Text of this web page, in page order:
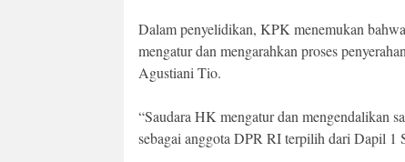
Dalam penyelidikan, KPK menemukan
mengatur dan mengarahkan proses
Agustiani Tio.
“Saudara HK mengatur dan mengendalikan
sebagai anggota DPR RI terpilih dari Dapil 1